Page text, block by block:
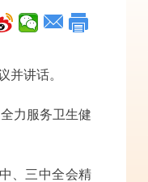
并讲话。
力服务卫生健
、三中全会精